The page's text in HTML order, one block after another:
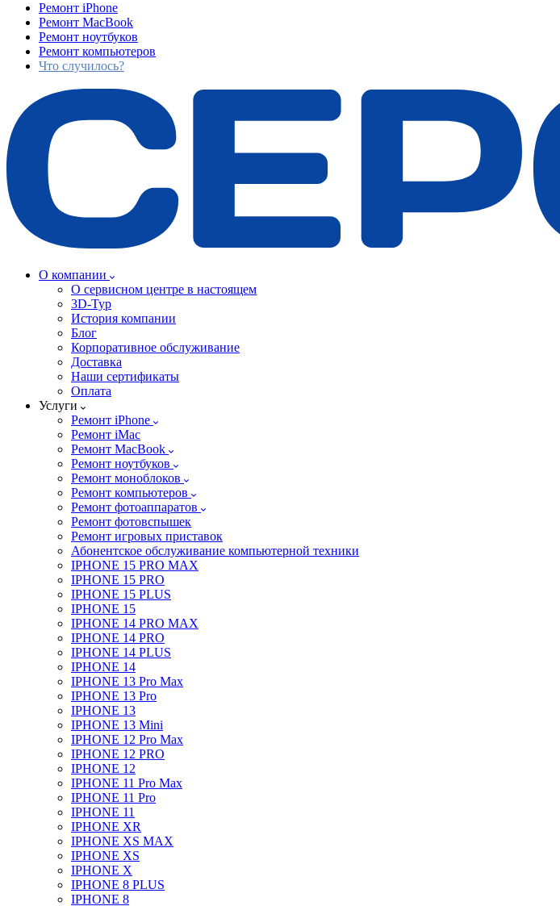
Ремонт iPhone
Ремонт MacBook
Ремонт ноутбуков
Ремонт компьютеров
Что случилось?
О компании
О сервисном центре в настоящем
3D-Тур
История компании
Блог
Корпоративное обслуживание
Доставка
Наши сертификаты
Оплата
Услуги
Ремонт iPhone
Ремонт iMac
Ремонт MacBook
Ремонт ноутбуков
Ремонт моноблоков
Ремонт компьютеров
Ремонт фотоаппаратов
Ремонт фотовспышек
Ремонт игровых приставок
Абонентское обслуживание компьютерной техники
IPHONE 15 PRO MAX
IPHONE 15 PRO
IPHONE 15 PLUS
IPHONE 15
IPHONE 14 PRO MAX
IPHONE 14 PRO
IPHONE 14 PLUS
IPHONE 14
IPHONE 13 Pro Max
IPHONE 13 Pro
IPHONE 13
IPHONE 13 Mini
IPHONE 12 Pro Max
IPHONE 12 PRO
IPHONE 12
IPHONE 11 Pro Max
IPHONE 11 Pro
IPHONE 11
IPHONE XR
IPHONE XS MAX
IPHONE XS
IPHONE X
IPHONE 8 PLUS
IPHONE 8